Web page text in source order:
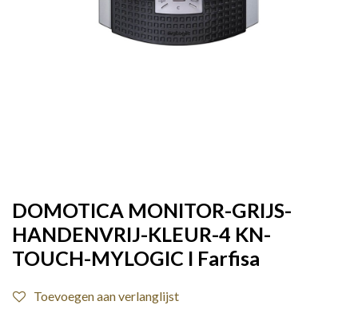
DOMOTICA MONITOR-GRIJS-
HANDENVRIJ-KLEUR-4 KN-
TOUCH-MYLOGIC I Farfisa
Toevoegen aan verlanglijst